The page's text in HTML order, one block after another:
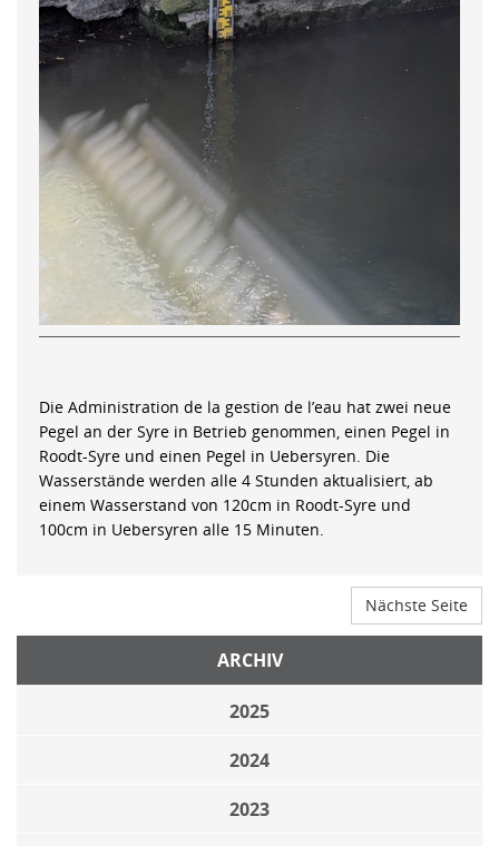
Die Administration de la gestion de l’eau hat zwei neue
Pegel an der Syre in Betrieb genommen, einen Pegel in
Roodt-Syre und einen Pegel in Uebersyren. Die
Wasserstände werden alle 4 Stunden aktualisiert, ab
einem Wasserstand von 120cm in Roodt-Syre und
100cm in Uebersyren alle 15 Minuten.
Nächste Seite
ARCHIV
2025
2024
2023